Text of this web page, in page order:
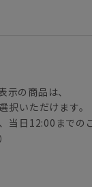
示の商品は、
択いただけます。
当日12:00までの